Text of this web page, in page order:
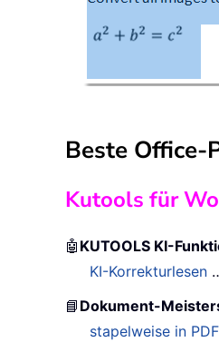
Beste
Kutools für
🤖 KUTOOLS KI-
KI-Korrekturlesen
📘 Dokument-
stapelweise in